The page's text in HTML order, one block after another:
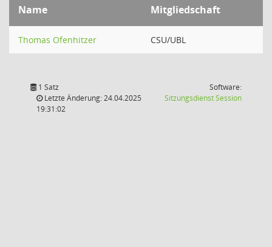
Name Mitgliedschaft
Thomas Ofenhitzer CSU/UBL
1 Satz
Letzte Änderung: 24.04.2025
19:31:02
Software:
SitzungsdienstSession(Wird in